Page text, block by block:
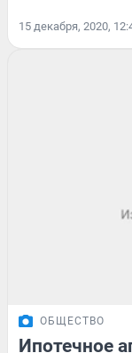
15 декабря, 2020,
ОБЩЕСТВО
Ипотечное